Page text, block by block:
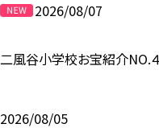
2026/08/07
二風谷小学校お宝紹介NO.４
2026/08/05